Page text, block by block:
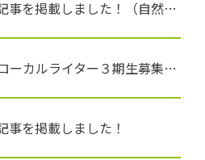
ローカルライター新規記事を掲載しました！（自然館泉ベリーキャンプ場）
【募集終了しました】ローカルライター３期生募集中！
事を掲載しました！